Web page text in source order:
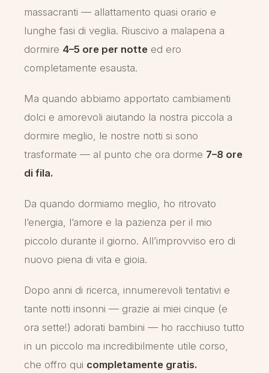
massacranti — allattamento quasi orario e
lunghe fasi di veglia. Riuscivo a malapena a
dormire 4–5 ore per notte ed ero
completamente esausta.
Ma quando abbiamo apportato cambiamenti
dolci e amorevoli aiutando la nostra piccola a
dormire meglio, le nostre notti si sono
trasformate — al punto che ora dorme 7–8 ore
di fila.
Da quando dormiamo meglio, ho ritrovato
l’energia, l’amore e la pazienza per il mio
piccolo durante il giorno. All’improvviso ero di
nuovo piena di vita e gioia.
Dopo anni di ricerca, innumerevoli tentativi e
tante notti insonni — grazie ai miei cinque (e
ora sette!) adorati bambini — ho racchiuso tutto
in un piccolo ma incredibilmente utile corso,
che offro qui completamente gratis.